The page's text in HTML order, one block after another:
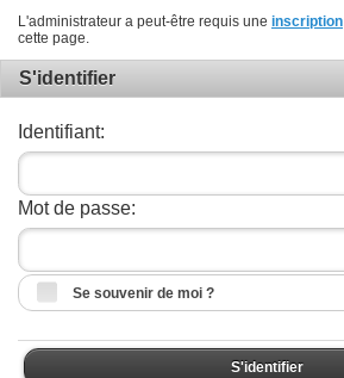
L'administrateur a peut-être requis une inscription
cette page.
S'identifier
Identifiant:
Mot de passe:
Se souvenir de moi ?
S'identifier